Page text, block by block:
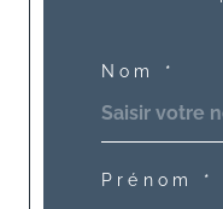
Nom *
Prénom *